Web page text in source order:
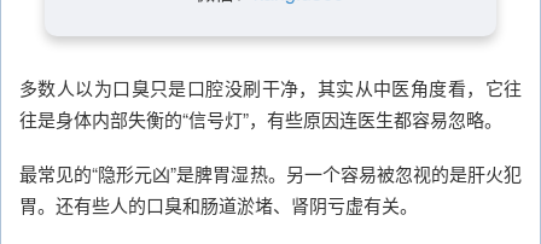
多数人以为口臭只是口腔没刷干净，其实从中医角度看，它往
往是身体内部失衡的“信号灯”，有些原因连医生都容易忽略。
最常见的“隐形元凶”是脾胃湿热。另一个容易被忽视的是肝火犯
胃。还有些人的口臭和肠道淤堵、肾阴亏虚有关。